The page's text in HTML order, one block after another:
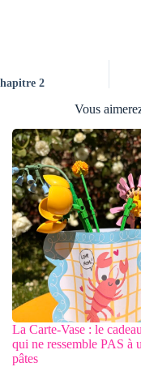
2
Vous
La Carte-Vase : le
qui ne ressemble PAS à
pâtes